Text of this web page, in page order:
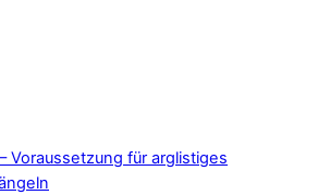
Voraussetzung für arglistiges